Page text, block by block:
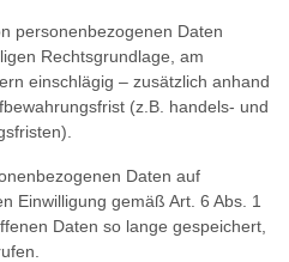
personenbezogenen Daten
Rechtsgrundlage, am
einschlägig – zusätzlich anhand
(z.B. handels- und
Daten auf
Einwilligung gemäß Art. 6 Abs. 1
Daten so lange gespeichert,